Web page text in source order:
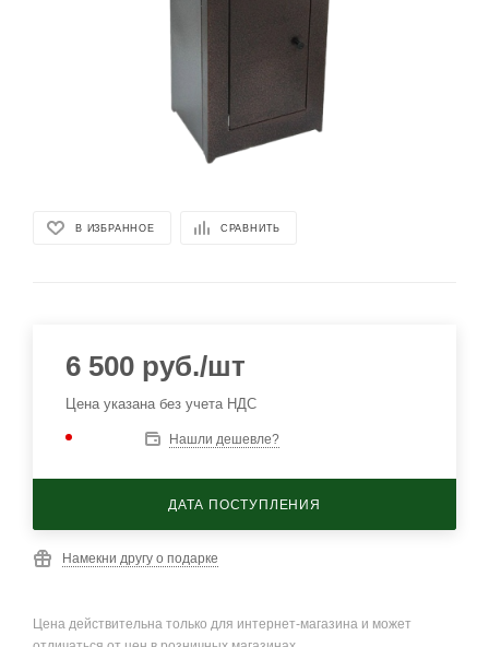
В ИЗБРАННОЕ СРАВНИТЬ
6 500 руб./шт
Цена указана без учета НДС
Нашли дешевле?
ДАТА ПОСТУПЛЕНИЯ
Намекни другу о подарке
Цена действительна только для интернет-магазина и может